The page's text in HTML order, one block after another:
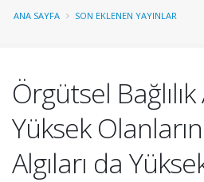
ANA SAYFA SON EKLENEN YAYINLAR
Örgütsel Bağlılık
Yüksek
Algıları da